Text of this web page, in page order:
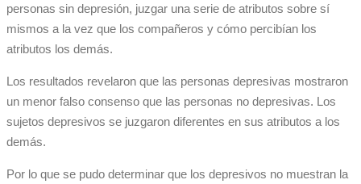
personas sin depresión, juzgar una serie de atributos sobre sí
mismos a la vez que los compañeros y cómo percibían los
atributos los demás.
Los resultados revelaron que las personas depresivas mostraron
un menor falso consenso que las personas no depresivas. Los
sujetos depresivos se juzgaron diferentes en sus atributos a los
demás.
Por lo que se pudo determinar que los depresivos no muestran la